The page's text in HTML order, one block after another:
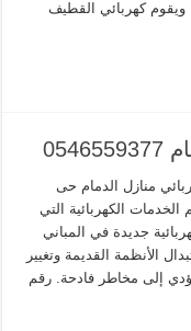
ويقوم كهربائي القطيف
منازل الدمام حى
الكهربائية التي
جديدة في المباني
الأنظمة القديمة وتغيير
إلى مخاطر فادحة. رقم